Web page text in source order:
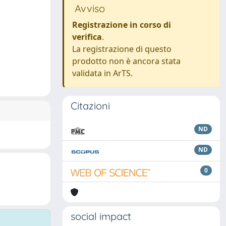
Avviso
Registrazione in corso di
verifica.
La registrazione di questo
prodotto non è ancora stata
validata in ArTS.
Citazioni
ND
ND
0
social impact